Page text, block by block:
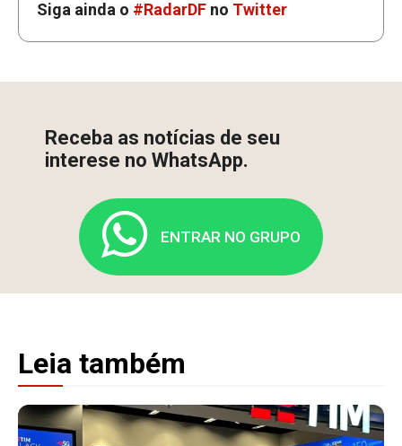
Siga ainda o #RadarDF no Twitter
Receba as notícias de seu
interese no WhatsApp.
ENTRAR NO GRUPO
Leia também